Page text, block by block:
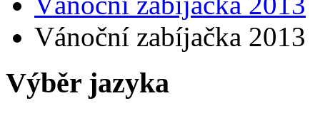
Vánoční zabíjačka 2013
Výběr jazyka